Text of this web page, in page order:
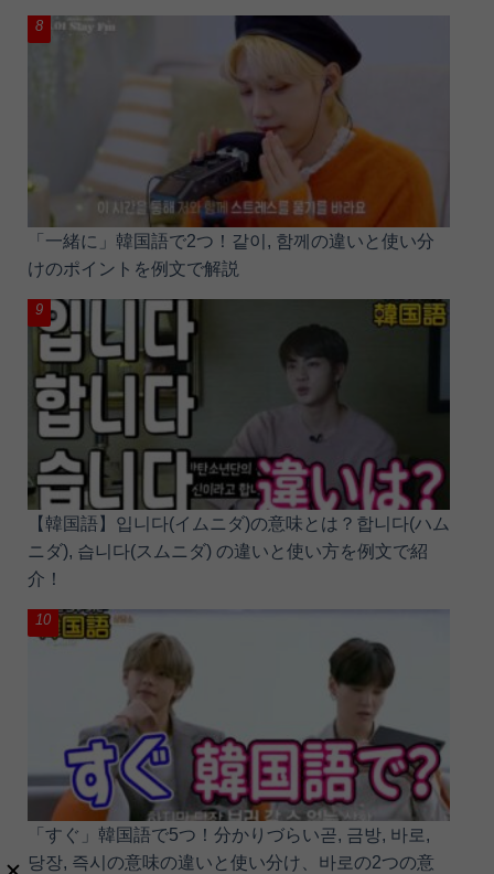
「一緒に」韓国語で2つ！같이, 함께の違いと使い分
けのポイントを例文で解説
【韓国語】입니다(イムニダ)の意味とは？합니다(ハム
ニダ), 습니다(スムニダ) の違いと使い方を例文で紹
介！
「すぐ」韓国語で5つ！分かりづらい곧, 금방, 바로,
당장, 즉시の意味の違いと使い分け、바로の2つの意